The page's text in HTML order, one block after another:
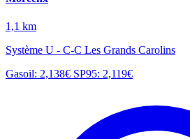
1,1 km
Système U - C-C Les Grands Carolins
Gasoil: 2,138€ SP95: 2,119€